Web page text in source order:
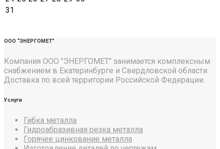
31
ООО “ЭНЕРГОМЕТ”
Компания ООО "ЭНЕРГОМЕТ" занимается комплексным
снабжением в Екатеринбурге и Свердловской области.
Доставка по всей территории Российской Федерации.
Услуги
Гибка металла
Гидроабразивная резка металла
Горячее цинкование металла